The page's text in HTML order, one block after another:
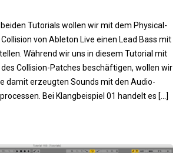
Tutorials wollen wir mit dem Physical-
von Ableton Live einen Lead Bass mit
Während wir uns in diesem Tutorial mit
Collision-Patches beschäftigen, wollen wir
damit erzeugten Sounds mit den Audio-
Bei Klangbeispiel 01 handelt es […]